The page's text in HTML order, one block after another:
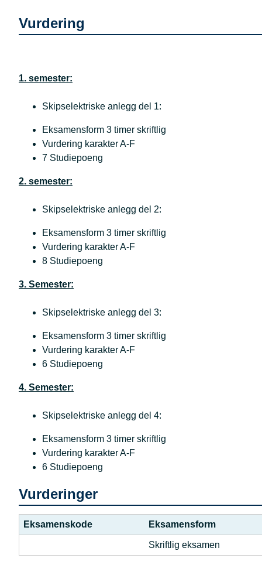
Vurdering
1. semester:
Skipselektriske anlegg del 1:
Eksamensform 3 timer skriftlig
Vurdering karakter A-F
7 Studiepoeng
2. semester:
Skipselektriske anlegg del 2:
Eksamensform 3 timer skriftlig
Vurdering karakter A-F
8 Studiepoeng
3. Semester:
Skipselektriske anlegg del 3:
Eksamensform 3 timer skriftlig
Vurdering karakter A-F
6 Studiepoeng
4. Semester:
Skipselektriske anlegg del 4:
Eksamensform 3 timer skriftlig
Vurdering karakter A-F
6 Studiepoeng
Vurderinger
Eksamenskode Eksamensform
Skriftlig eksamen